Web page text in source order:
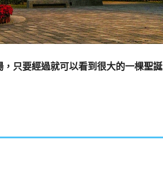
只要經過就可以看到很大的一棵聖誕